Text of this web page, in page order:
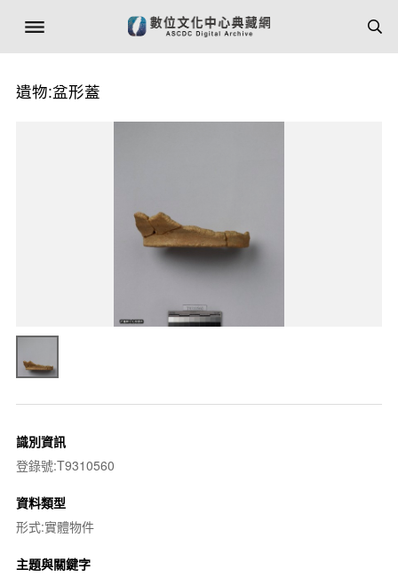
遺物:盆形蓋
識別資訊
登錄號:T9310560
資料類型
形式:實體物件
主題與關鍵字